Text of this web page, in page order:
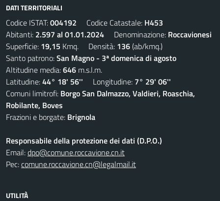
DATI TERRITORIALI
Codice ISTAT:004192 Codice Catastale: H453
Abitanti: 2.597 al 01.01.2024 Denominazione: Roccavionesi
Superficie: 19,15 Kmq. Densità: 136(ab/kmq.)
Santo patrono:San Magno - 3ª domenica di agosto
Altitudine media:646 m.s.l.m.
Latitudine:44° 18' 56'' Longitudine: 7° 29' 06''
Comuni limitrofi: Borgo San Dalmazzo, Valdieri, Roaschia,
Robilante, Boves
Frazioni e borgate: Brignola
Responsabile della protezione dei dati (D.P.O.)
Email:dpo@comune.roccavione.cn.it
Pec:comune.roccavione.cn@legalmail.it
UTILITÀ